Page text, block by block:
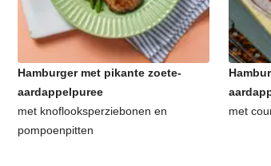
Hamburger met pikante zoete-
aardappelpuree
met knoflooksperziebonen en
pompoenpitten
met